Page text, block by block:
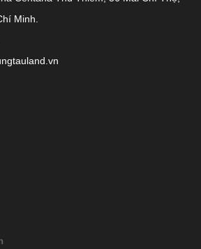
Minh.